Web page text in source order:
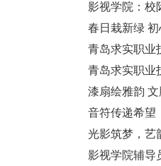
影视学院：校
春日栽新绿
青岛求实职业
青岛求实职业
漆扇绘雅韵
音符传递希望
光影筑梦，
影视学院辅导